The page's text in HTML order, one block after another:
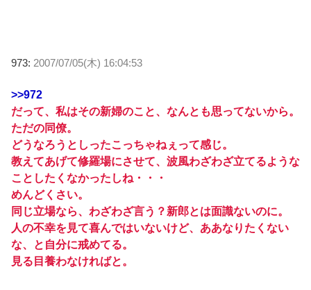
973: 2007/07/05(木) 16:04:53
>>972
だって、私はその新婦のこと、なんとも思ってないから。
ただの同僚。
どうなろうとしったこっちゃねぇって感じ。
教えてあげて修羅場にさせて、波風わざわざ立てるような
ことしたくなかったしね・・・
めんどくさい。
同じ立場なら、わざわざ言う？新郎とは面識ないのに。
人の不幸を見て喜んではいないけど、ああなりたくない
な、と自分に戒めてる。
見る目養わなければと。